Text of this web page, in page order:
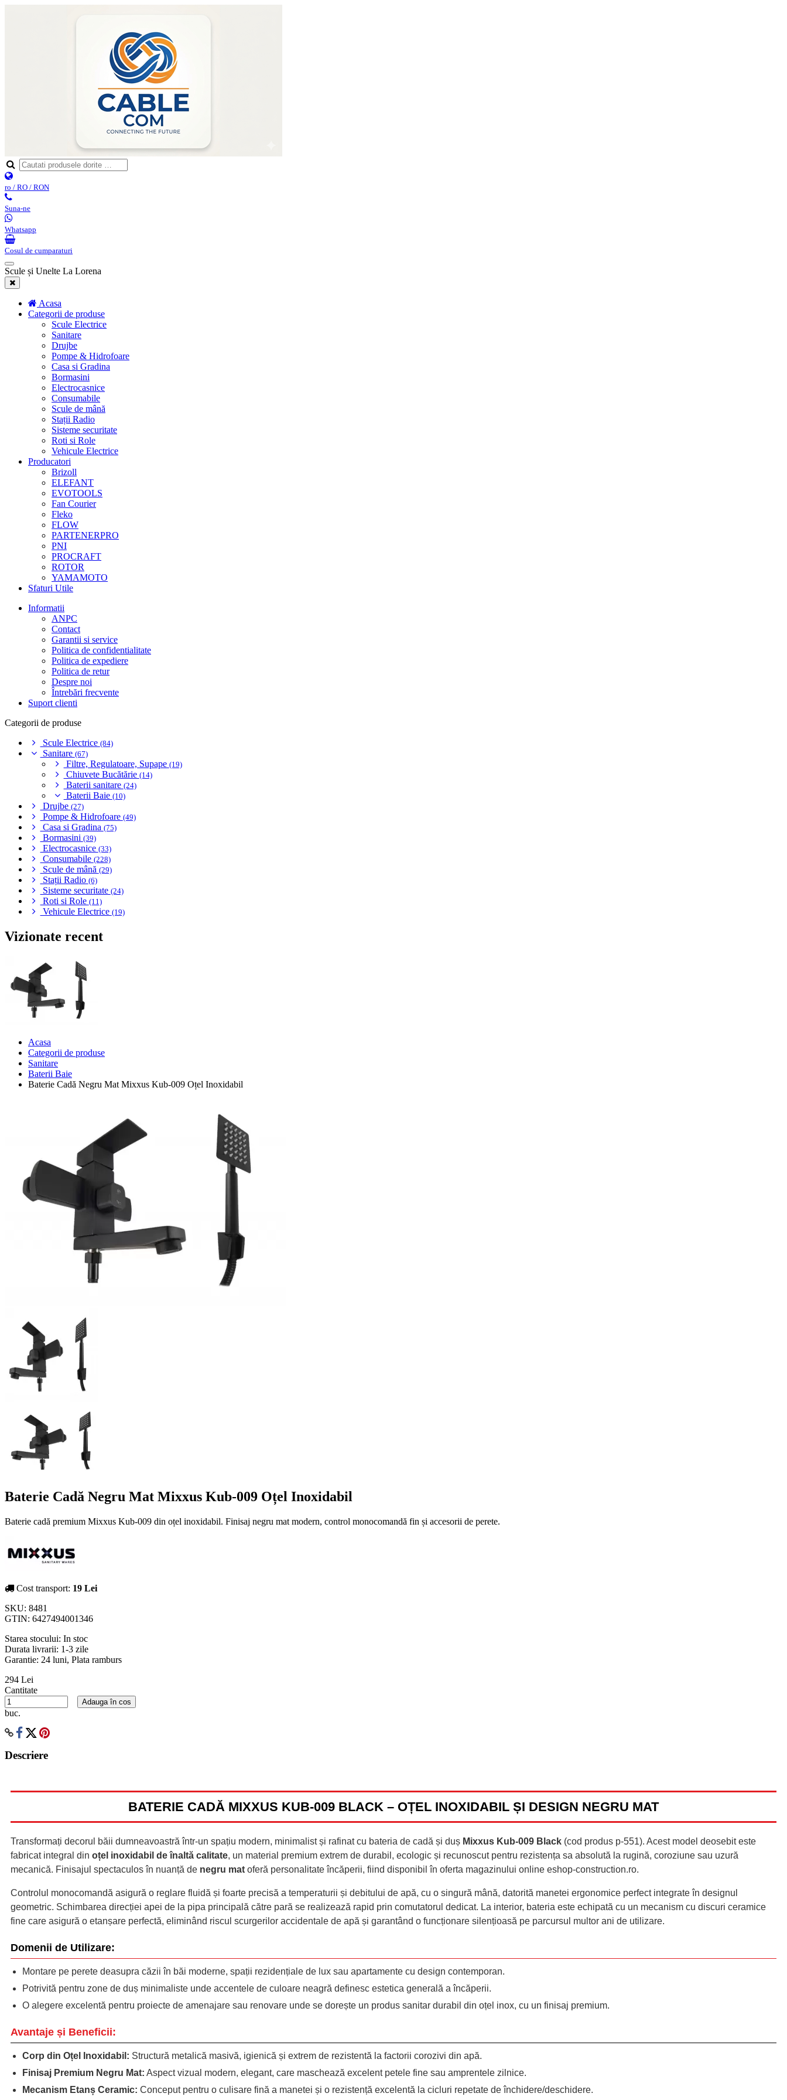
ro / RO / RON
Suna-ne
Whatsapp
Cosul de cumparaturi
Scule și Unelte La Lorena
Acasa
Categorii de produse
Scule Electrice
Sanitare
Drujbe
Pompe & Hidrofoare
Casa si Gradina
Bormasini
Electrocasnice
Consumabile
Scule de mână
Stații Radio
Sisteme securitate
Roti si Role
Vehicule Electrice
Producatori
Brizoll
ELEFANT
EVOTOOLS
Fan Courier
Fleko
FLOW
PARTENERPRO
PNI
PROCRAFT
ROTOR
YAMAMOTO
Sfaturi Utile
Informatii
ANPC
Contact
Garantii si service
Politica de confidentialitate
Politica de expediere
Politica de retur
Despre noi
Întrebări frecvente
Suport clienti
Categorii de produse
Scule Electrice (84)
Sanitare (67)
Filtre, Regulatoare, Supape (19)
Chiuvete Bucătărie (14)
Baterii sanitare (24)
Baterii Baie (10)
Drujbe (27)
Pompe & Hidrofoare (49)
Casa si Gradina (75)
Bormasini (39)
Electrocasnice (33)
Consumabile (228)
Scule de mână (29)
Stații Radio (6)
Sisteme securitate (24)
Roti si Role (11)
Vehicule Electrice (19)
Vizionate recent
Acasa
Categorii de produse
Sanitare
Baterii Baie
Baterie Cadă Negru Mat Mixxus Kub-009 Oțel Inoxidabil
Baterie Cadă Negru Mat Mixxus Kub-009 Oțel Inoxidabil
Baterie cadă premium Mixxus Kub-009 din oțel inoxidabil. Finisaj negru mat modern, control monocomandă fin și accesorii de perete.
Cost transport: 19 Lei
SKU: 8481
GTIN: 6427494001346
Starea stocului: In stoc
Durata livrarii: 1-3 zile
Garantie: 24 luni, Plata ramburs
294 Lei
Cantitate
buc.
Adauga în cos
Descriere
BATERIE CADĂ MIXXUS KUB-009 BLACK – OȚEL INOXIDABIL ȘI DESIGN NEGRU MAT
Transformați decorul băii dumneavoastră într-un spațiu modern, minimalist și rafinat cu bateria de cadă și duș Mixxus Kub-009 Black (cod produs p-551). Acest model deosebit este
fabricat integral din oțel inoxidabil de înaltă calitate, un material premium extrem de durabil, ecologic și recunoscut pentru rezistența sa absolută la rugină, coroziune sau uzură
mecanică. Finisajul spectaculos în nuanță de negru mat oferă personalitate încăperii, fiind disponibil în oferta magazinului online eshop-construction.ro.
Controlul monocomandă asigură o reglare fluidă și foarte precisă a temperaturii și debitului de apă, cu o singură mână, datorită manetei ergonomice perfect integrate în designul
geometric. Schimbarea direcției apei de la pipa principală către pară se realizează rapid prin comutatorul dedicat. La interior, bateria este echipată cu un mecanism cu discuri ceramice
fine care asigură o etanșare perfectă, eliminând riscul scurgerilor accidentale de apă și garantând o funcționare silențioasă pe parcursul multor ani de utilizare.
Domenii de Utilizare:
Montare pe perete deasupra căzii în băi moderne, spații rezidențiale de lux sau apartamente cu design contemporan.
Potrivită pentru zone de duș minimaliste unde accentele de culoare neagră definesc estetica generală a încăperii.
O alegere excelentă pentru proiecte de amenajare sau renovare unde se dorește un produs sanitar durabil din oțel inox, cu un finisaj premium.
Avantaje și Beneficii:
Corp din Oțel Inoxidabil: Structură metalică masivă, igienică și extrem de rezistentă la factorii corozivi din apă.
Finisaj Premium Negru Mat: Aspect vizual modern, elegant, care maschează excelent petele fine sau amprentele zilnice.
Mecanism Etanș Ceramic: Conceput pentru o culisare fină a manetei și o rezistență excelentă la cicluri repetate de închidere/deschidere.